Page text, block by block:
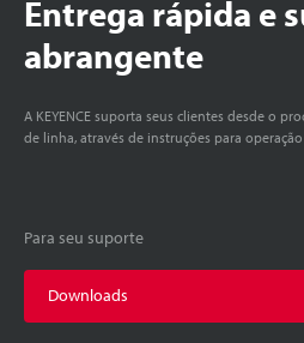
Entrega rápida e
abrangente
A KEYENCE suporta seus clientes desde o
de linha, através de instruções para
Para seu suporte
Downloads